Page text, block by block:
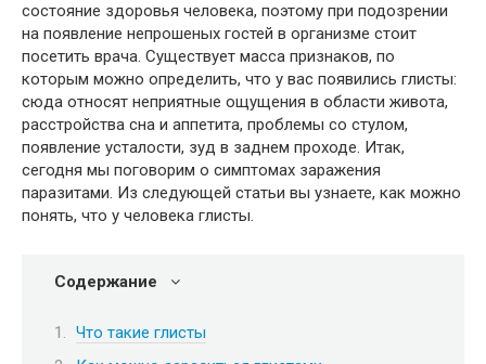
состояние здоровья человека, поэтому при подозрении
на появление непрошеных гостей в организме стоит
посетить врача. Существует масса признаков, по
которым можно определить, что у вас появились глисты:
сюда относят неприятные ощущения в области живота,
расстройства сна и аппетита, проблемы со стулом,
появление усталости, зуд в заднем проходе. Итак,
сегодня мы поговорим о симптомах заражения
паразитами. Из следующей статьи вы узнаете, как можно
понять, что у человека глисты.
Содержание
Что такие глисты